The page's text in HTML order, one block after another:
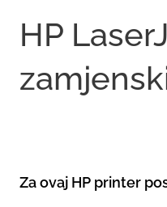
HP
Za ovaj HP printer